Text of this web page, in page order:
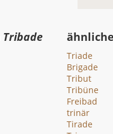
Tribade
Triade
Brigade
Tribut
Tribüne
Freibad
trinär
Tirade